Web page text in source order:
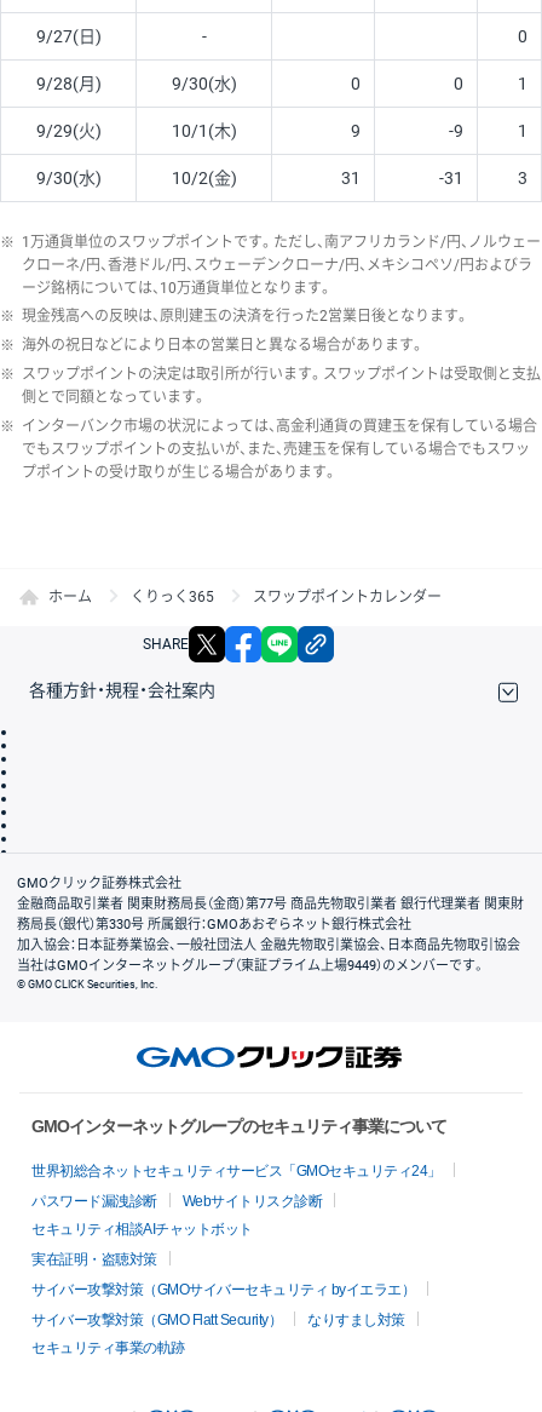
9/27(日) - 0
9/28(月) 9/30(水) 0 0 1
9/29(火) 10/1(木) 9 -9 1
9/30(水) 10/2(金) 31 -31 3
※ 1万通貨単位のスワップポイントです。ただし、南アフリカランド/円、ノルウェー
クローネ/円、香港ドル/円、スウェーデンクローナ/円、メキシコペソ/円およびラ
ージ銘柄については、10万通貨単位となります。
※ 現金残高への反映は、原則建玉の決済を行った2営業日後となります。
※ 海外の祝日などにより日本の営業日と異なる場合があります。
※ スワップポイントの決定は取引所が行います。スワップポイントは受取側と支払
側とで同額となっています。
※ インターバンク市場の状況によっては、高金利通貨の買建玉を保有している場合
でもスワップポイントの支払いが、また、売建玉を保有している場合でもスワッ
プポイントの受け取りが生じる場合があります。
ホーム くりっく365 スワップポイントカレンダー
SHARE X facebook
各種方針・規程・会社案内
会社案内
GMOクリック証券株式会社
金融商品取引業者 関東財務局長（金商）第77号 商品先物取引業者 銀行代理業者 関東財
務局長（銀代）第330号 所属銀行：GMOあおぞらネット銀行株式会社
加入協会：日本証券業協会、一般社団法人 金融先物取引業協会、日本商品先物取引協会
当社はGMOインターネットグループ（東証プライム上場9449）のメンバーです。
© GMO CLICK Securities, Inc.
GMOインターネットグループのセキュリティ事業について
世界初総合ネットセキュリティサービス「GMOセキュリティ24」
パスワード漏洩診断
Webサイトリスク診断
セキュリティ相談AIチャットボット
実在証明・盗聴対策
サイバー攻撃対策（GMOサイバーセキュリティ byイエラエ）
サイバー攻撃対策（GMO Flatt Security）
なりすまし対策
セキュリティ事業の軌跡